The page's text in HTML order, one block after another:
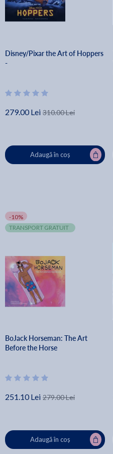
Disney/Pixar the Art of Hoppers
-
279.00 Lei 310.00 Lei
Adaugă în coș
-10%
TRANSPORT GRATUIT
BoJack Horseman: The Art
Before the Horse
251.10 Lei 279.00 Lei
Adaugă în coș